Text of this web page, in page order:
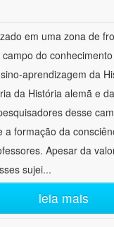
em uma zona de
do
aprendizagem da
da História alemã e
desse
a formação da
Apesar da
sujei...
leia mais